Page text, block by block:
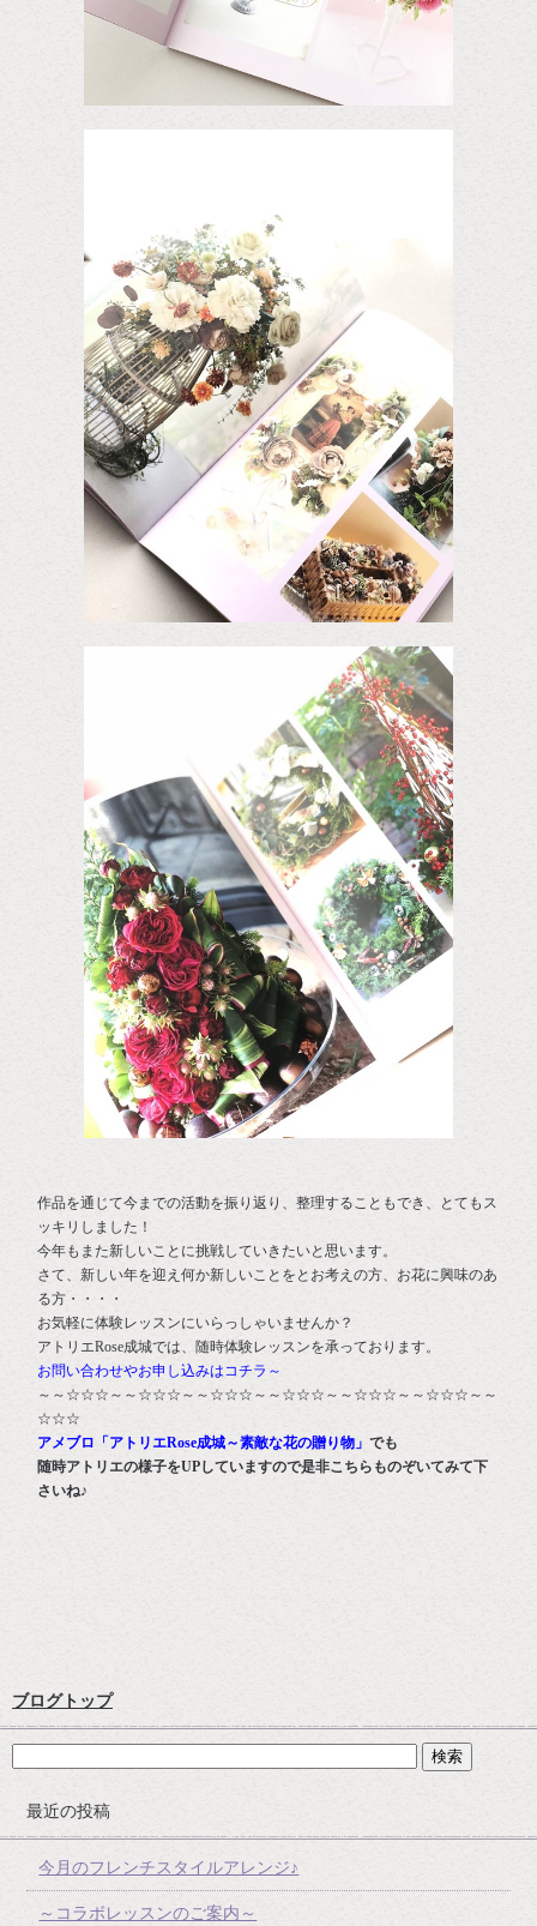
作品を通じて今までの活動を振り返り、整理することもでき、とてもス
ッキリしました！
今年もまた新しいことに挑戦していきたいと思います。
さて、新しい年を迎え何か新しいことをとお考えの方、お花に興味のあ
る方・・・・
お気軽に体験レッスンにいらっしゃいませんか？
アトリエRose成城では、随時体験レッスンを承っております。
お問い合わせやお申し込みはコチラ～
～～☆☆☆～～☆☆☆～～☆☆☆～～☆☆☆～～☆☆☆～～☆☆☆～～
☆☆☆
アメブロ「アトリエRose成城～素敵な花の贈り物」でも
随時アトリエの様子をUPしていますので是非こちらものぞいてみて下
さいね♪
ブログトップ
最近の投稿
今月のフレンチスタイルアレンジ♪
～コラボレッスンのご案内～